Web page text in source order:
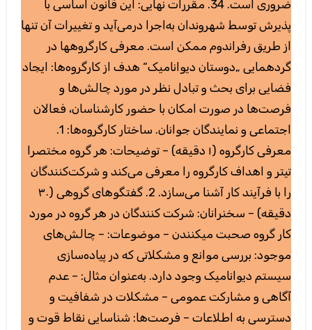
ضروری است. 34. مقررات نهایی: این قانون اساسی با
پذیرش توسط شهروندان به‌اجرا درمی‌آید و تغییرات آن تنها
از طریق رفراندوم ممکن است. معرفی کارگروهها در
گردهمایی „دوستان دیوانامیک“ هدف از کارگروه‌ها: ایجاد
فضایی برای بحث و تبادل نظر در مورد چالش‌ها و
فرصت‌ها در صورت امکان با حضور کارشناسان، فعالان
اجتماعی و نمایندگان جوانان. ساختار کارگروه‌ها: 1.
معرفی کارگروه (۱ دقیقه) – توضیحات: هر گروه مختصرا
تیتر و اهداف کارگروه‌ را معرفی می‌کند و شرکت‌کنندگان
را با فرآیند کار آشنا می‌سازد. 2. گفتگوهای گروهی (۳۰
دقیقه) – سخنرانان: شرکت کنندگان در هر گروه در مورد
کار گروه صحبت میکنندن – موضوعات: – چالش‌های
موجود: بررسی موانع و مشکلاتی که در پیاده‌سازی
سیستم دیوانامیک وجود دارد. به‌عنوان مثال: – عدم
آگاهی و مشارکت عمومی – مشکلات در شفافیت و
دسترسی به اطلاعات – فرصت‌ها: شناسایی نقاط قوت و